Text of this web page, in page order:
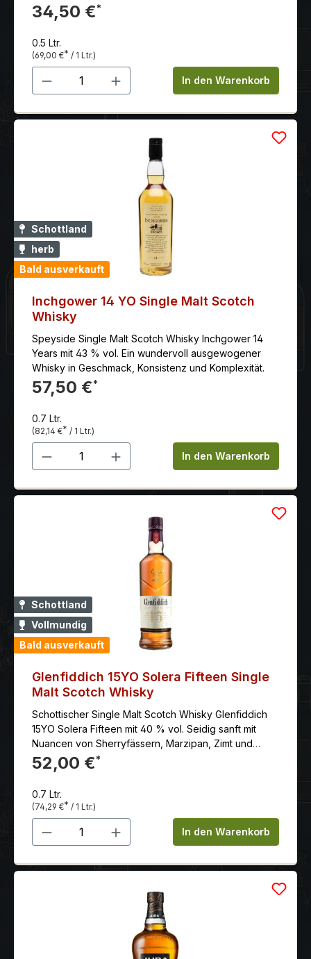
pikante Noten.
34,50 €*
0.5 Ltr.
(69,00 €* / 1 Ltr.)
Produkt Anzahl: Gib denIn den Warenkorb
Schottland
herb
Bald ausverkauft
Inchgower 14 YO Single Malt Scotch
Whisky
Speyside Single Malt Scotch Whisky Inchgower 14
Years mit 43 % vol. Ein wundervoll ausgewogener
Whisky in Geschmack, Konsistenz und Komplexität.
57,50 €*
0.7 Ltr.
(82,14 €* / 1 Ltr.)
Produkt Anzahl: Gib denIn den Warenkorb
Schottland
Vollmundig
Bald ausverkauft
Glenfiddich 15YO Solera Fifteen Single
Malt Scotch Whisky
Schottischer Single Malt Scotch Whisky Glenfiddich
15YO Solera Fifteen mit 40 % vol. Seidig sanft mit
Nuancen von Sherryfässern, Marzipan, Zimt und
Ingwer, vollmundig und intensiv.
52,00 €*
0.7 Ltr.
(74,29 €* / 1 Ltr.)
Produkt Anzahl: Gib denIn den Warenkorb